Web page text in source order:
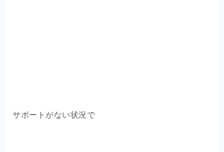
サポートがない状況で